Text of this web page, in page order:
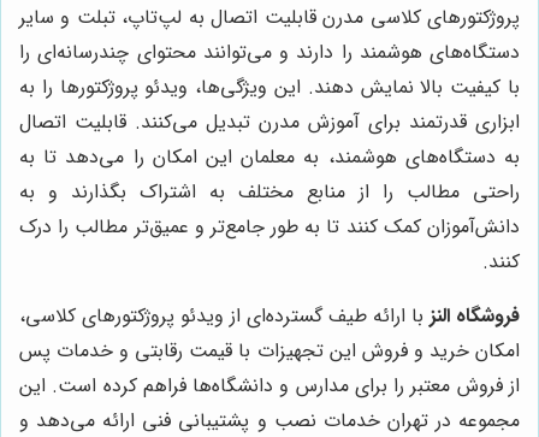
پروژکتورهای کلاسی مدرن قابلیت اتصال به لپ‌تاپ، تبلت و سایر
دستگاه‌های هوشمند را دارند و می‌توانند محتوای چندرسانه‌ای را
با کیفیت بالا نمایش دهند. این ویژگی‌ها، ویدئو پروژکتورها را به
ابزاری قدرتمند برای آموزش مدرن تبدیل می‌کنند. قابلیت اتصال
به دستگاه‌های هوشمند، به معلمان این امکان را می‌دهد تا به
راحتی مطالب را از منابع مختلف به اشتراک بگذارند و به
دانش‌آموزان کمک کنند تا به طور جامع‌تر و عمیق‌تر مطالب را درک
کنند.
فروشگاه النز با ارائه طیف گسترده‌ای از ویدئو پروژکتورهای کلاسی،
امکان خرید و فروش این تجهیزات با قیمت رقابتی و خدمات پس
از فروش معتبر را برای مدارس و دانشگاه‌ها فراهم کرده است. این
مجموعه در تهران خدمات نصب و پشتیبانی فنی ارائه می‌دهد و